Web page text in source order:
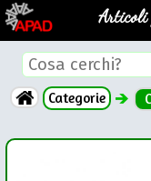
Articoli
Categorie